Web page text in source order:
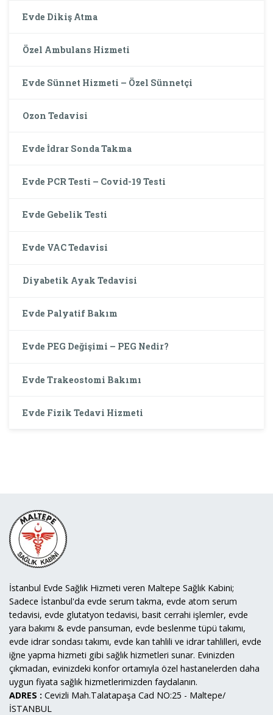
Evde Dikiş Atma
Özel Ambulans Hizmeti
Evde Sünnet Hizmeti – Özel Sünnetçi
Ozon Tedavisi
Evde İdrar Sonda Takma
Evde PCR Testi – Covid-19 Testi
Evde Gebelik Testi
Evde VAC Tedavisi
Diyabetik Ayak Tedavisi
Evde Palyatif Bakım
Evde PEG Değişimi – PEG Nedir?
Evde Trakeostomi Bakımı
Evde Fizik Tedavi Hizmeti
İstanbul Evde Sağlık Hizmeti veren Maltepe Sağlık Kabini;
Sadece İstanbul'da evde serum takma, evde atom serum
tedavisi, evde glutatyon tedavisi, basit cerrahi işlemler, evde
yara bakımı & evde pansuman, evde beslenme tüpü takımı,
evde idrar sondası takımı, evde kan tahlili ve idrar tahlilleri, evde
iğne yapma hizmeti gibi sağlık hizmetleri sunar. Evinizden
çıkmadan, evinizdeki konfor ortamıyla özel hastanelerden daha
uygun fiyata sağlık hizmetlerimizden faydalanın.
ADRES : Cevizli Mah.Talatapaşa Cad NO:25 - Maltepe/
İSTANBUL